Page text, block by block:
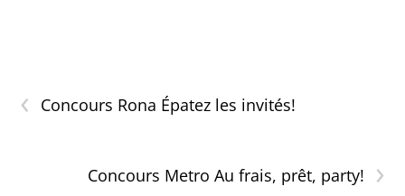
‹ Concours Rona Épatez les invités!
›
Concours Metro Au frais, prêt, party!